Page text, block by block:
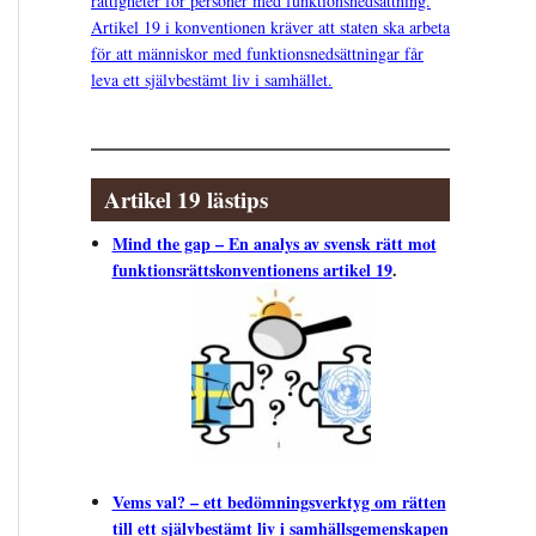
Artikel 19 i konventionen kräver att staten ska arbeta
för att människor med funktionsnedsättningar får
leva ett självbestämt liv i samhället.
Artikel 19 lästips
Mind the gap – En analys av svensk rätt mot
funktionsrättskonventionens artikel 19.
Vems val? – ett bedömningsverktyg om rätten
till ett självbestämt liv i samhällsgemenskapen